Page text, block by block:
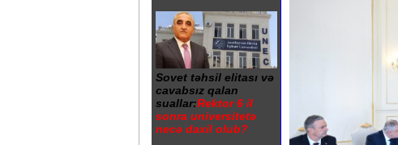
Sovet təhsil elitası və
cavabsız qalan
suallar:Rektor 6 il
sonra universitetə
necə daxil olub?